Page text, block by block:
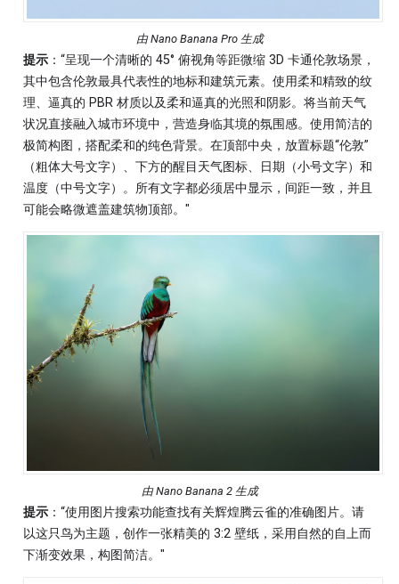
由 Nano Banana Pro 生成
提示 ：“呈现一个清晰的 45° 俯视角等距微缩 3D 卡通伦敦场景，
其中包含伦敦最具代表性的地标和建筑元素。使用柔和精致的纹
理、逼真的 PBR 材质以及柔和逼真的光照和阴影。将当前天气
状况直接融入城市环境中，营造身临其境的氛围感。使用简洁的
极简构图，搭配柔和的纯色背景。在顶部中央，放置标题“伦敦”
（粗体大号文字）、下方的醒目天气图标、日期（小号文字）和
温度（中号文字）。所有文字都必须居中显示，间距一致，并且
可能会略微遮盖建筑物顶部。"
由 Nano Banana 2 生成
提示 ：“使用图片搜索功能查找有关辉煌腾云雀的准确图片。请
以这只鸟为主题，创作一张精美的 3:2 壁纸，采用自然的自上而
下渐变效果，构图简洁。"